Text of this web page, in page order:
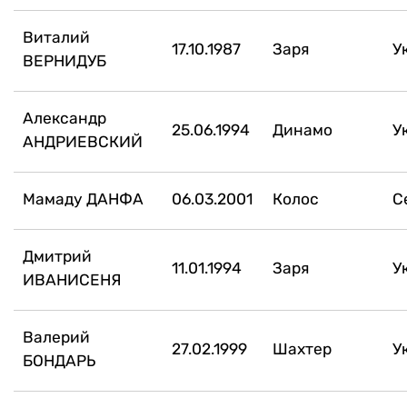
Виталий
ВЕРНИДУБ
17.10.1987 Заря
Александр
АНДРИЕВСКИЙ
25.06.1994 Динамо
Мамаду ДАНФА 06.03.2001 Колос
Дмитрий
ИВАНИСЕНЯ
11.01.1994 Заря
Валерий
БОНДАРЬ
27.02.1999 Шахтер